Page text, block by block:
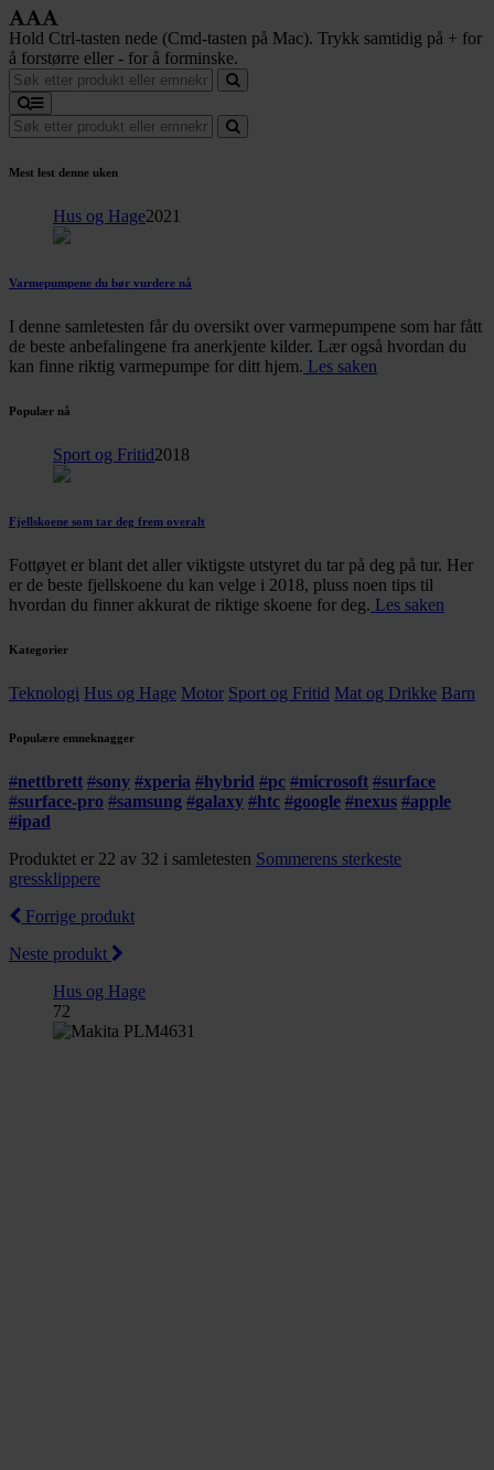
Hold Ctrl-tasten nede (Cmd-tasten på Mac). Trykk samtidig på + for
å forstørre eller - for å forminske.
Mest lest denne uken
Hus og Hage2021
Varmepumpene du bør vurdere nå
I denne samletesten får du oversikt over varmepumpene som har fått
de beste anbefalingene fra anerkjente kilder. Lær også hvordan du
kan finne riktig varmepumpe for ditt hjem. Les saken
Populær nå
Sport og Fritid2018
Fjellskoene som tar deg frem overalt
Fottøyet er blant det aller viktigste utstyret du tar på deg på tur. Her
er de beste fjellskoene du kan velge i 2018, pluss noen tips til
hvordan du finner akkurat de riktige skoene for deg. Les saken
Kategorier
Teknologi Hus og Hage Motor Sport og Fritid Mat og Drikke Barn
Populære emneknagger
#nettbrett #sony #xperia #hybrid #pc #microsoft #surface
#surface-pro #samsung #galaxy #htc #google #nexus #apple
#ipad
Produktet er 22 av 32 i samletesten Sommerens sterkeste
gressklippere
Forrige produkt
Neste produkt
Hus og Hage
72